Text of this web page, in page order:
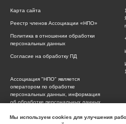
Мы используем cookies для улучшения
Карта сайта
Реестр членов Ассоциации «НПО»
Политика в отношении обработки
персональных данных
Согласие на обработку ПД
Ассоциация "НПО" является
оператором по обработке
персональных данных, информация
об обработке персональных данных
требованиях к защите персональных